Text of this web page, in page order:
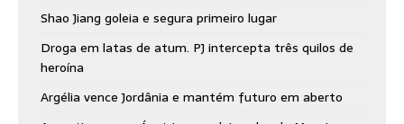
Shao Jiang goleia e segura primeiro lugar
Droga em latas de atum. PJ intercepta três quilos de
heroína
Argélia vence Jordânia e mantém futuro em aberto